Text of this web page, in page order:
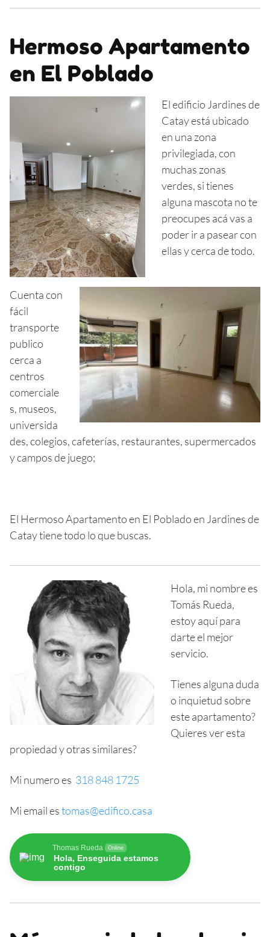
Hermoso Apartamento
en El Poblado
El edificio Jardines de
Catay está ubicado
en una zona
privilegiada, con
muchas zonas
verdes, si tienes
alguna mascota no te
preocupes acá vas a
poder ir a pasear con
ellas y cerca de todo.
Cuenta con
fácil
transporte
publico
cerca a
centros
comerciale
s, museos,
universida
des, colegios, cafeterías, restaurantes, supermercados
y campos de juego;
El Hermoso Apartamento en El Poblado en Jardines de
Catay tiene todo lo que buscas.
Hola, mi nombre es
Tomás Rueda,
estoy aquí para
darte el mejor
servicio.
Tienes alguna duda
o inquietud sobre
este apartamento?
Quieres ver esta
propiedad y otras similares?
Mi numero es 318 848 1725
Mi email estomas@edifico.casa
Thomas Rueda Online
Hola, Enseguida estamos
contigo